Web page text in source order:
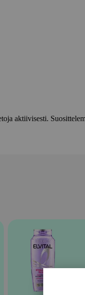
aktiivisesti.